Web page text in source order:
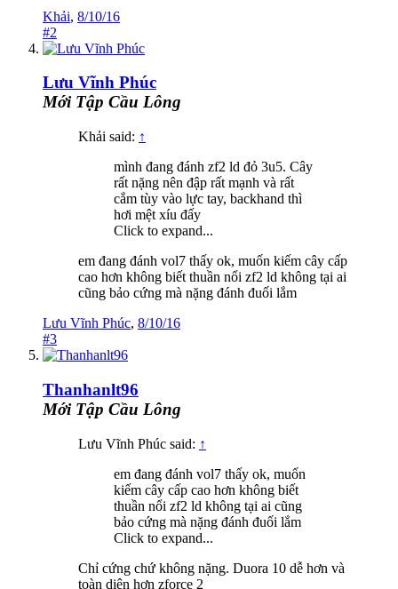
Khải, 8/10/16
#2
Lưu Vĩnh Phúc
Mới Tập Cầu Lông
Khải said: ↑
mình đang đánh zf2 ld đỏ 3u5. Cây
rất nặng nên đập rất mạnh và rất
cắm tùy vào lực tay, backhand thì
hơi mệt xíu đấy
Click to expand...
em đang đánh vol7 thấy ok, muốn kiếm cây cấp
cao hơn không biết thuần nổi zf2 ld không tại ai
cũng bảo cứng mà nặng đánh đuối lắm
Lưu Vĩnh Phúc, 8/10/16
#3
Thanhanlt96
Mới Tập Cầu Lông
Lưu Vĩnh Phúc said: ↑
em đang đánh vol7 thấy ok, muốn
kiếm cây cấp cao hơn không biết
thuần nổi zf2 ld không tại ai cũng
bảo cứng mà nặng đánh đuối lắm
Click to expand...
Chỉ cứng chứ không nặng. Duora 10 dễ hơn và
toàn diện hơn zforce 2